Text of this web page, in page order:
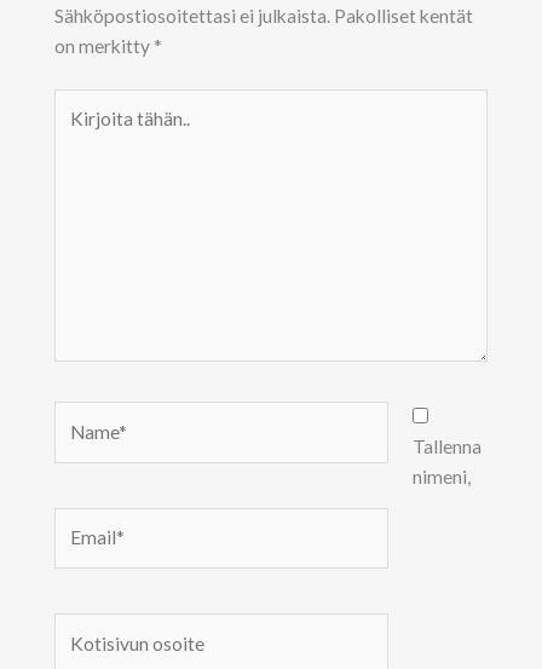
Sähköpostiosoitettasi ei julkaista. Pakolliset kentät
on merkitty *
tähän..
osoite
Tallenna
nimeni,